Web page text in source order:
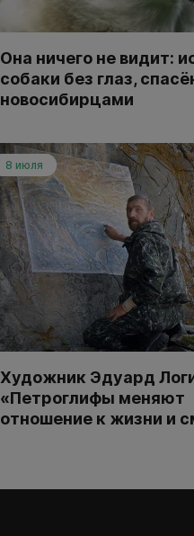
Она ничего не видит:
собаки без глаз,
новосибирцами
8 июля
Художник Эдуард
«Петроглифы меняют
отношение к жизни и